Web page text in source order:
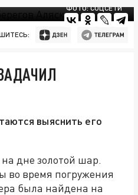
ФОТО: СОЦСЕТИ
выяснить его
дне золотой шар.
во время погружения
была найдена на